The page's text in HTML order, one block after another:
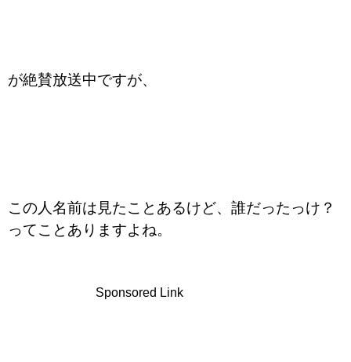
が絶賛放送中ですが、
この人名前は見たことあるけど、誰だったっけ？
ってことありますよね。
Sponsored Link